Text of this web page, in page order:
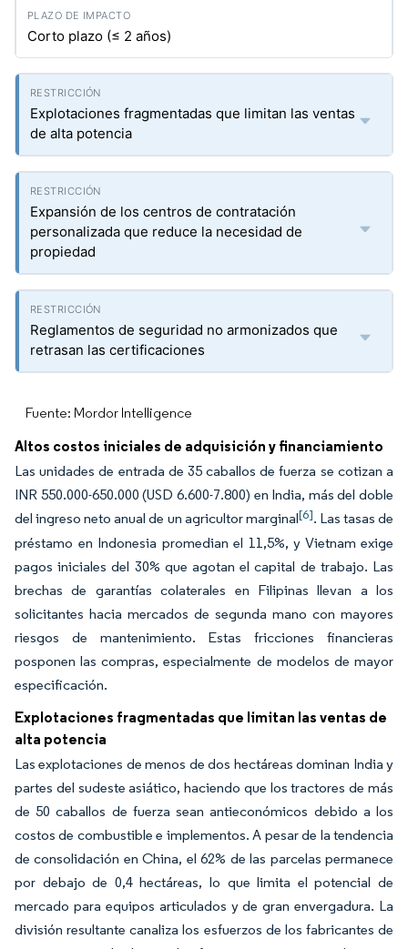
Corto plazo (≤ 2 años)
Explotaciones fragmentadas que limitan las ventas
de alta potencia
Expansión de los centros de contratación
personalizada que reduce la necesidad de
propiedad
Reglamentos de seguridad no armonizados que
retrasan las certificaciones
Fuente: Mordor Intelligence
Altos costos iniciales de adquisición y financiamiento
Las unidades de entrada de 35 caballos de fuerza se cotizan a
INR 550.000-650.000 (USD 6.600-7.800) en India, más del doble
del ingreso neto anual de un agricultor marginal[6]. Las tasas de
préstamo en Indonesia promedian el 11,5%, y Vietnam exige
pagos iniciales del 30% que agotan el capital de trabajo. Las
brechas de garantías colaterales en Filipinas llevan a los
solicitantes hacia mercados de segunda mano con mayores
riesgos de mantenimiento. Estas fricciones financieras
posponen las compras, especialmente de modelos de mayor
especificación.
Explotaciones fragmentadas que limitan las ventas de
alta potencia
Las explotaciones de menos de dos hectáreas dominan India y
partes del sudeste asiático, haciendo que los tractores de más
de 50 caballos de fuerza sean antieconómicos debido a los
costos de combustible e implementos. A pesar de la tendencia
de consolidación en China, el 62% de las parcelas permanece
por debajo de 0,4 hectáreas, lo que limita el potencial de
mercado para equipos articulados y de gran envergadura. La
división resultante canaliza los esfuerzos de los fabricantes de